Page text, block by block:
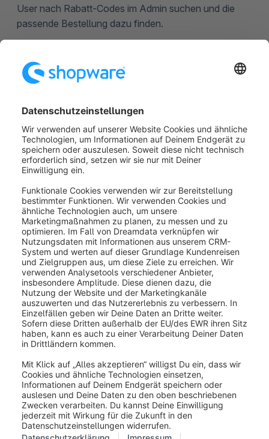
User nach Rabatt-Codes im Admin suchen und die
passende Bestellung dazu finden.
War dieser Artikel hilfreich?